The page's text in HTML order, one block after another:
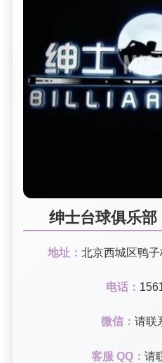
绅士台球俱乐部
地址： 北京西城区鸭
电话：
微信： 请联
客服 QQ： 请